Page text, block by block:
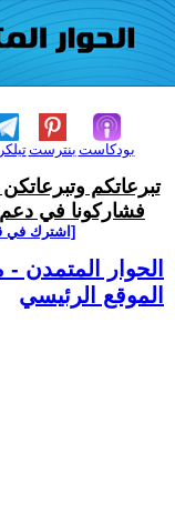
بنترست بودكاست
تبرعاتكم
فشاركونا في دعم
[اشترك في
الحوار المتمدن -
الموقع الرئيسي